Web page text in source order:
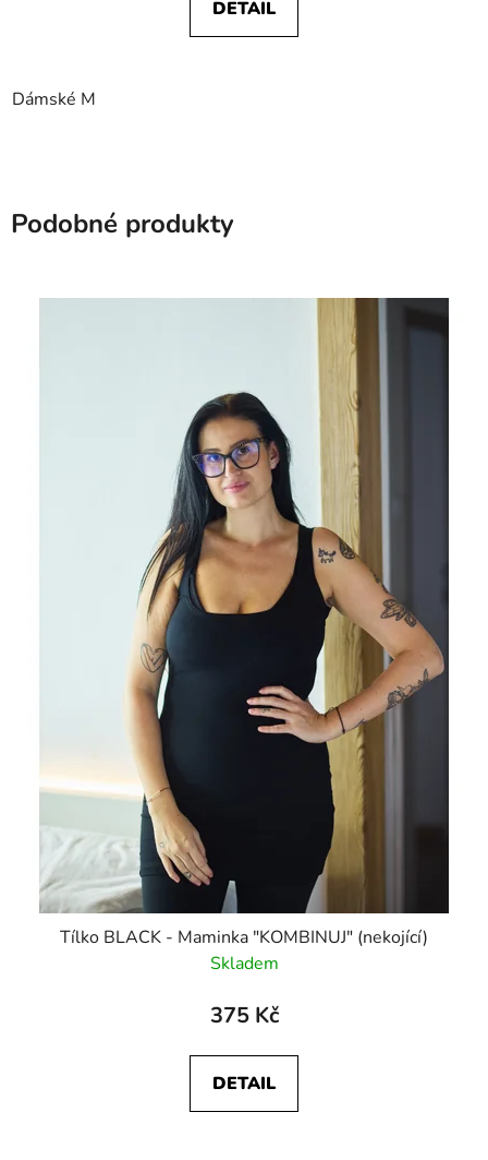
DETAIL
Dámské M
Podobné produkty
Tílko BLACK - Maminka "KOMBINUJ" (nekojící)
Skladem
375 Kč
DETAIL